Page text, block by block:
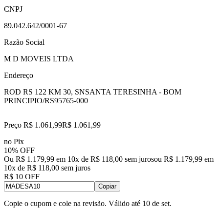
CNPJ
89.042.642/0001-67
Razão Social
M D MOVEIS LTDA
Endereço
ROD RS 122 KM 30, SNSANTA TERESINHA - BOM
PRINCIPIO/RS95765-000
Preço R$ 1.061,99R$ 1.061 ,99
no Pix
10% OFF
Ou R$ 1.179,99 em 10x de R$ 118,00 sem jurosou R$ 1.179,99 em
10x de R$ 118,00 sem juros
R$ 10 OFF
Copiar
Copie o cupom e cole na revisão. Válido até 10 de set.